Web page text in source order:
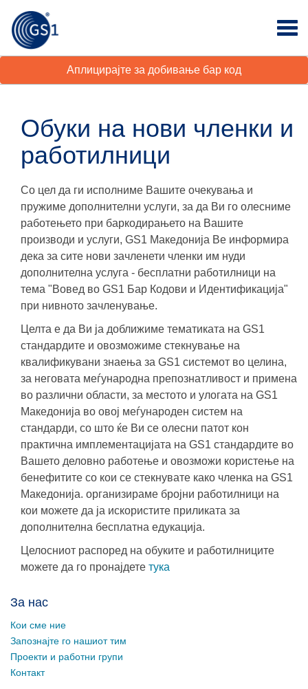
Аплицирајте за добивање бар код
Обуки на нови членки и
работилници
Со цел да ги исполниме Вашите очекувања и
пружиме дополнителни услуги, за да Ви го олесниме
работењето при баркодирањето на Вашите
производи и услуги, GS1 Македонија Ве информира
дека за сите нови зачленети членки им нуди
дополнителна услуга - бесплатни работилници на
тема "Вовед во GS1 Бар Кодови и Идентификација"
при нивното зачленување.
Целта е да Ви ја доближиме тематиката на GS1
стандардите и овозможиме стекнување на
квалификувани знаења за GS1 системот во целина,
за неговата меѓународна препознатливост и примена
во различни области, за местото и улогата на GS1
Македонија во овој меѓународен систем на
стандарди, со што ќе Ви се олесни патот кон
практична имплементацијата на GS1 стандардите во
Вашето деловно работење и овозможи користење на
бенефитите со кои се стекнувате како членка на GS1
Македонија. организираме бројни работилници на
кои можете да ја искористите приликата за
дополнителна бесплатна едукација.
Целосниот распоред на обуките и работилниците
можете да го пронајдете тука
За нас
Кои сме ние
Запознајте го нашиот тим
Проекти и работни групи
Контакт